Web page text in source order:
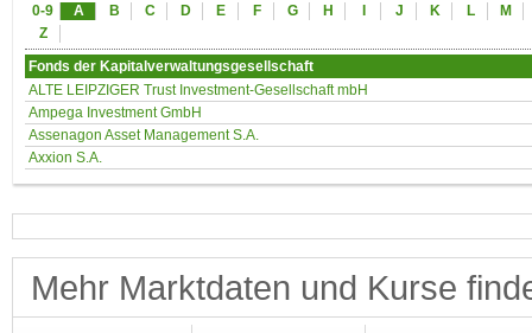
0-9 A B C D E F G H J K L
M
Z
Fonds der Kapitalverwaltungsgesellschaft
ALTE LEIPZIGER Trust Investment-Gesellschaft mbH
Ampega Investment GmbH
Assenagon Asset Management S.A.
Axxion S.A.
Mehr Marktdaten und Kurse